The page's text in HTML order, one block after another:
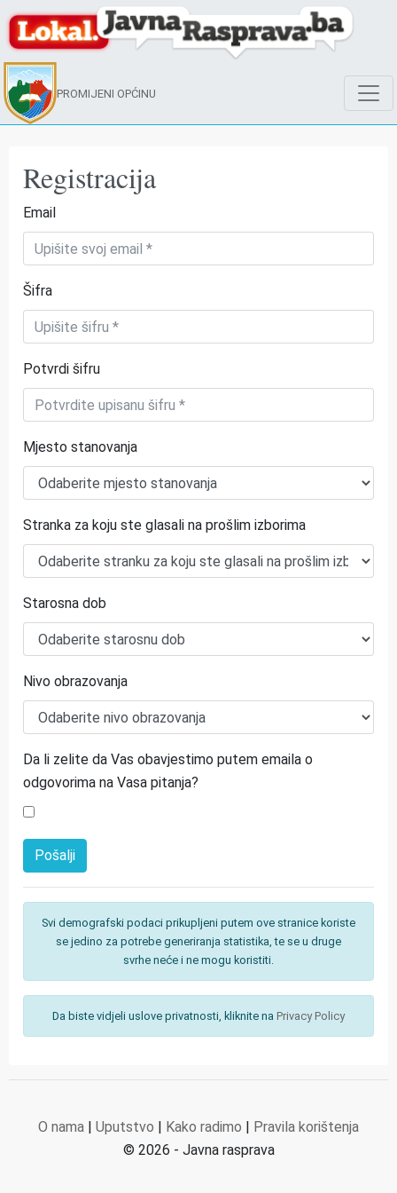
PROMIJENI OPĆINU
Registracija
Email
Šifra
Potvrdi šifru
Mjesto stanovanja
Stranka za koju ste glasali na prošlim izborima
Starosna dob
Nivo obrazovanja
Da li zelite da Vas obavjestimo putem emaila o
odgovorima na Vasa pitanja?
Svi demografski podaci prikupljeni putem ove stranice koriste
se jedino za potrebe generiranja statistika, te se u druge
svrhe neće i ne mogu koristiti.
Da biste vidjeli uslove privatnosti, kliknite na Privacy Policy
O nama | Uputstvo | Kako radimo | Pravila korištenja
© 2026 - Javna rasprava